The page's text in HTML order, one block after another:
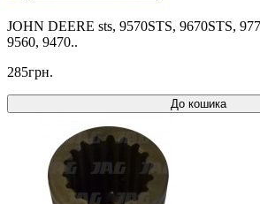
JOHN DEERE sts, 9570STS, 9670STS,
9560, 9470..
285грн.
До кошика